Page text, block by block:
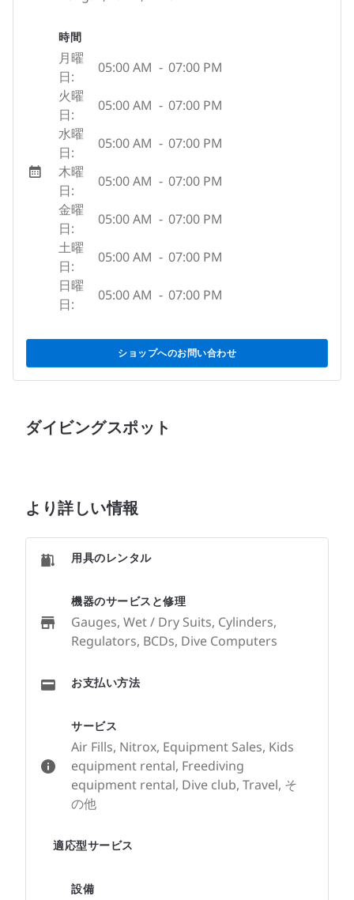
時間
月曜
日:
05:00 AM - 07:00 PM
火曜
日:
05:00 AM - 07:00 PM
水曜
日:
05:00 AM - 07:00 PM
木曜
日:
05:00 AM - 07:00 PM
金曜
日:
05:00 AM - 07:00 PM
土曜
日:
05:00 AM - 07:00 PM
日曜
日:
05:00 AM - 07:00 PM
ショップへのお問い合わせ
ダイビングスポット
より詳しい情報
サービス
Air Fills, Nitrox, Equipment Sales, Kids
equipment rental, Freediving
equipment rental, Dive club, Travel, そ
の他
適応型サービス
設備
用具のレンタル
機器のサービスと修理
Gauges, Wet / Dry Suits, Cylinders,
Regulators, BCDs, Dive Computers
お支払い方法